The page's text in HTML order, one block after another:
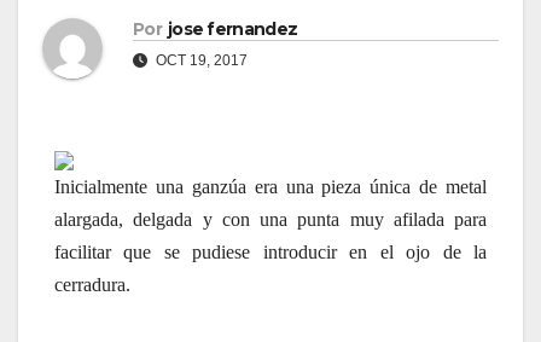
Por jose fernandez
OCT 19, 2017
Inicialmente una ganzúa era una pieza única de metal
alargada, delgada y con una punta muy afilada para
facilitar que se pudiese introducir en el ojo de la
cerradura.